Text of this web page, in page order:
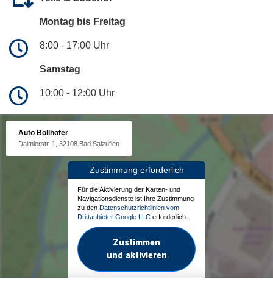
Montag bis Freitag
8:00 - 17:00 Uhr
Samstag
10:00 - 12:00 Uhr
Auto Bollhöfer
Daimlerstr. 1, 32108 Bad Salzuflen
Zustimmung erforderlich
Für die Aktivierung der Karten- und
Navigationsdienste ist Ihre Zustimmung
zu den Datenschutzrichtlinien vom
Drittanbieter Google LLC erforderlich.
Zustimmen
und aktivieren